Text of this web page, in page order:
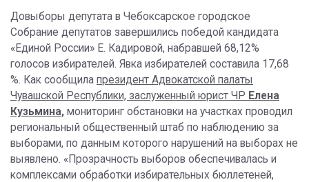
Довыборы депутата в Чебоксарское городское
Собрание депутатов завершились победой кандидата
«Единой России» Е. Кадировой, набравшей 68,12%
голосов избирателей. Явка избирателей составила 17,68
%. Как сообщила президент Адвокатской палаты
Чувашской Республики, заслуженный юрист ЧР Елена
Кузьмина, мониторинг обстановки на участках проводил
региональный общественный штаб по наблюдению за
выборами, по данным которого нарушений на выборах не
выявлено. «Прозрачность выборов обеспечивалась и
комплексами обработки избирательных бюллетеней,